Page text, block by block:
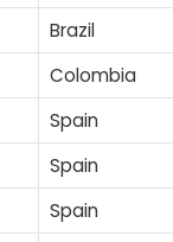
Brazil
Colombia
Spain
Spain
Spain